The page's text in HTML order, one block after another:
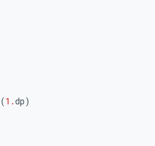
(1.dp)